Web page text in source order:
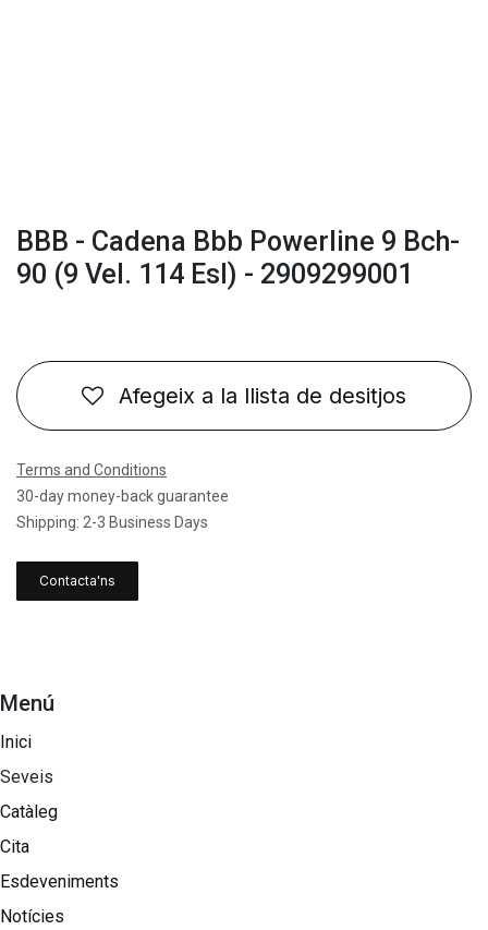
BBB - Cadena Bbb Powerline 9 Bch-
90 (9 Vel. 114 Esl) - 2909299001
Afegeix a la llista de desitjos
Terms and Conditions
30-day money-back guarantee
Shipping: 2-3 Business Days
Contacta'ns
Menú
Inici
Seveis
Catàleg
Cita
Esdeveniments
Notícies